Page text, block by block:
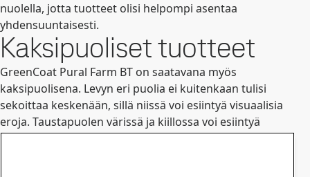
nuolella, jotta tuotteet olisi helpompi asentaa
yhdensuuntaisesti.
Kaksipuoliset tuotteet
GreenCoat Pural Farm BT on saatavana myös
kaksipuolisena. Levyn eri puolia ei kuitenkaan tulisi
sekoittaa keskenään, sillä niissä voi esiintyä visuaalisia
eroja. Taustapuolen värissä ja kiillossa voi esiintyä
suurempaa vaihtelua.